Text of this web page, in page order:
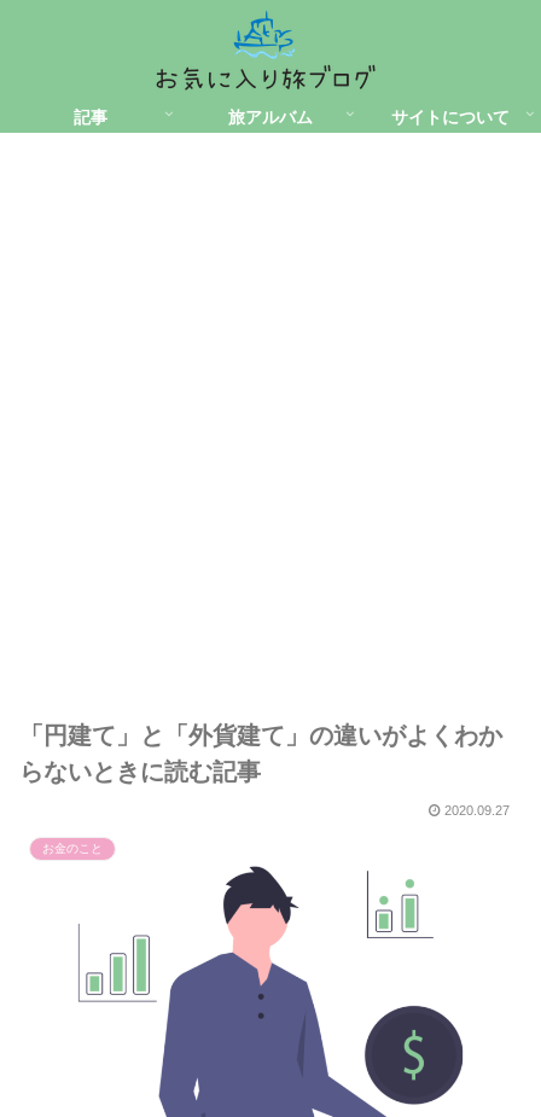
記事 旅アルバム サイトについて
「円建て」と「外貨建て」の違いがよくわか
らないときに読む記事
2020.09.27
お金のこと